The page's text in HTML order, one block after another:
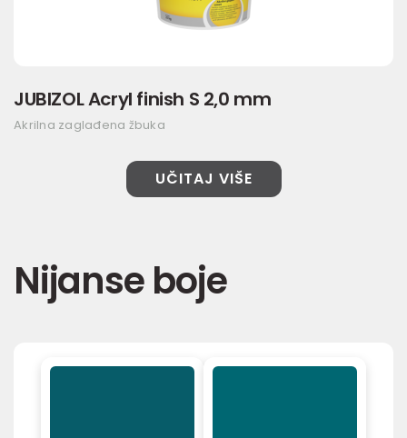
JUBIZOL Acryl finish S 2,0 mm
Akrilna zaglađena žbuka
UČITAJ VIŠE
Nijanse boje